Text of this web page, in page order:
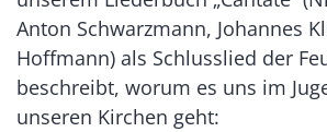
Anton Schwarzmann, Johannes
Hoffmann) als Schlusslied der
beschreibt, worum es uns im
unseren Kirchen geht: